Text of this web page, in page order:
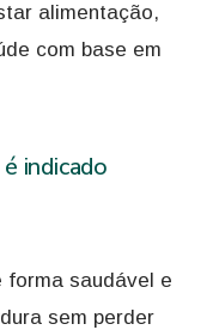
alimentação,
com base em
indicado
forma saudável e
sem perder